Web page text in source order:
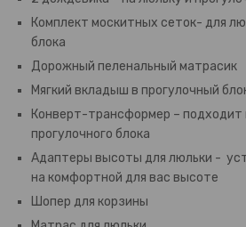
Комплект москитных сеток- для
блока
Дорожный пеленальный матрасик
Мягкий вкладыш в прогулочный
Конверт-трансформер –
прогулочного блока
Адаптеры высоты для люльки -
на комфортной для вас высоте
Шопер для корзины